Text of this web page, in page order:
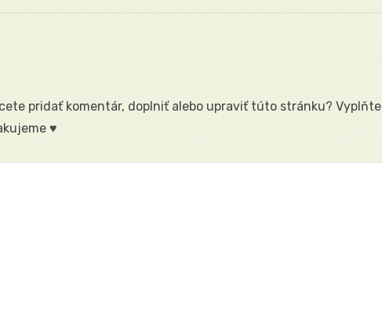
pridať komentár, doplniť alebo upraviť túto stránku? Vyplňte
♥